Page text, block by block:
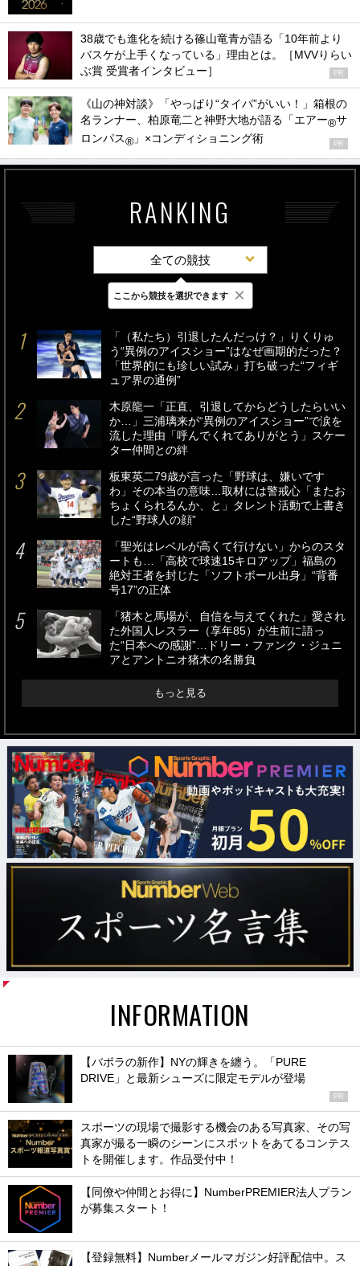
38歳でも進化を続ける篠山竜青が語る「10年前より
バスケが上手くなっている」理由とは。［MVVりらい
ぶ賞 受賞者インタビュー］
PR
《山の神対談》「やっぱり“タイパ”がいい！」箱根の
名ランナー、柏原竜二と神野大地が語る「エアー®サ
ロンパス® 」×コンディショニング術 PR
RANKING
全ての競技
最新 24時間 週間
「（私たち）引退したんだっけ？」りくりゅ
う“異例のアイスショー”はなぜ画期的だった？
「世界的にも珍しい試み」打ち破った“フィギ
ュア界の通例”
木原龍一「正直、引退してからどうしたらいい
か…」三浦璃来が“異例のアイスショー”で涙を
流した理由「呼んでくれてありがとう」スケー
ター仲間との絆
板東英二79歳が言った「野球は、嫌いです
わ」その本当の意味…取材には警戒心「またお
ちょくられるんか、と」タレント活動で上書き
した“野球人の顔”
「聖光はレベルが高くて行けない」からのスタ
ートも…「高校で球速15キロアップ」福島の
絶対王者を封じた「ソフトボール出身」“背番
号17”の正体
「猪木と馬場が、自信を与えてくれた」愛され
た外国人レスラー（享年85）が生前に語っ
た“日本への感謝”…ドリー・ファンク・ジュニ
アとアントニオ猪木の名勝負
もっと見る
INFORMATION
【バボラの新作】NYの輝きを纏う。「PURE
DRIVE」と最新シューズに限定モデルが登場
PR
スポーツの現場で撮影する機会のある写真家、その写
真家が撮る一瞬のシーンにスポットをあてるコンテス
トを開催します。作品受付中！
【同僚や仲間とお得に】NumberPREMIER法人プラン
が募集スタート！
【登録無料】Numberメールマガジン好評配信中。ス
ここから競技を選択できます ×